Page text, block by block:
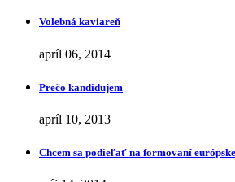
Volebná kaviareň
apríl 06, 2014
Prečo kandidujem
apríl 10, 2013
Chcem sa podieľať na formovaní